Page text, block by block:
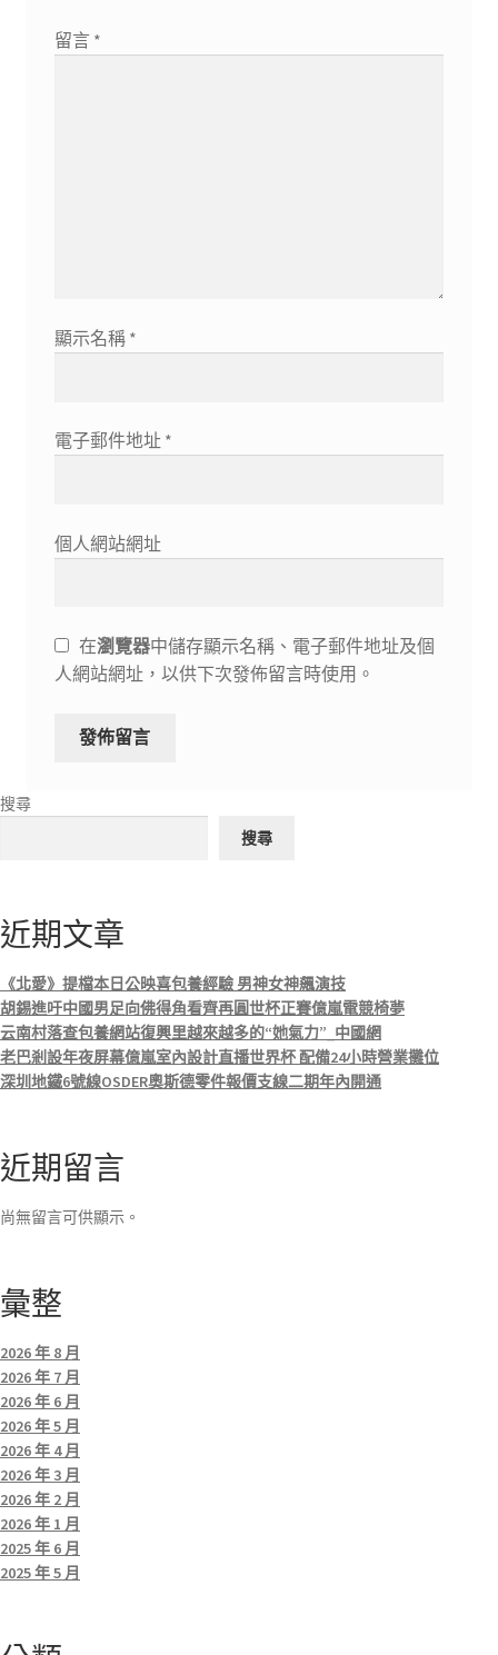
留言 *
顯示名稱 *
電子郵件地址 *
個人網站網址
在瀏覽器中儲存顯示名稱、電子郵件地址及個
人網站網址，以供下次發佈留言時使用。
搜尋
搜尋
近期文章
《北愛》提檔本日公映喜包養經驗 男神女神飆演技
胡錫進吁中國男足向佛得角看齊再圓世杯正賽億嵐電競椅夢
云南村落查包養網站復興里越來越多的“她氣力”_中國網
老巴剎設年夜屏幕億嵐室內設計直播世界杯 配備24小時營業攤位
深圳地鐵6號線OSDER奧斯德零件報價支線二期年內開通
近期留言
尚無留言可供顯示。
彙整
2026 年 8 月
2026 年 7 月
2026 年 6 月
2026 年 5 月
2026 年 4 月
2026 年 3 月
2026 年 2 月
2026 年 1 月
2025 年 6 月
2025 年 5 月